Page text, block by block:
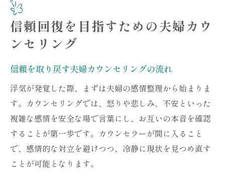
信頼回復を目指すための夫婦カウ
ンセリング
信頼を取り戻す夫婦カウンセリングの流れ
浮気が発覚した際、まずは夫婦の感情整理から始まりま
す。カウンセリングでは、怒りや悲しみ、不安といった
複雑な感情を安全な場で言葉にし、お互いの本音を確認
することが第一歩です。カウンセラーが間に入ること
で、感情的な対立を避けつつ、冷静に現状を見つめ直す
ことが可能となります。